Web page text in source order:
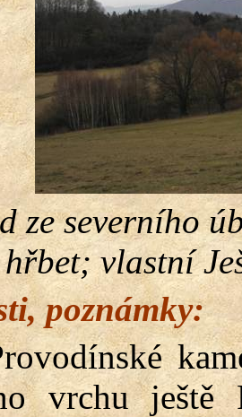
ze severního
hřbet; vlastní
poznámky:
vrchu ještě